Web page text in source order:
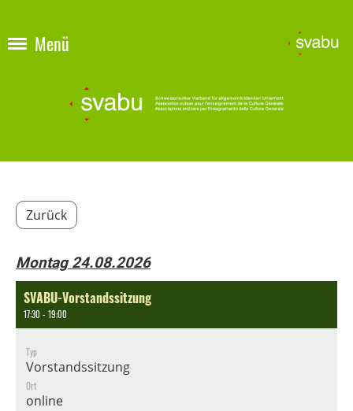
Menü
Zurück
Montag 24.08.2026
SVABU-Vorstandssitzung
17:30 - 19:00
Typ
Vorstandssitzung
Ort
online